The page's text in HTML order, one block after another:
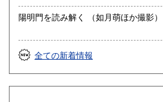
陽明門を読み解く （如月萌ほか撮影）
全ての新着情報